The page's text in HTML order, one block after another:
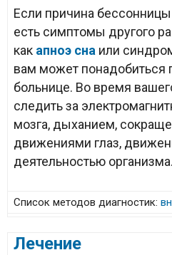
Если причина
есть симптомы другого
как апноэ сна или
вам может понадобиться
больнице. Во время
следить за
мозга, дыханием,
движениями глаз,
деятельностью организма.
Список методов диагностик:
Лечение